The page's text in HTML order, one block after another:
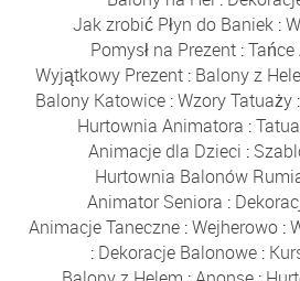
Jak zrobić Płyn do Baniek:
Pomysł na Prezent :
Wyjątkowy Prezent: Balony z
Balony Katowice:Wzory Tatuaży:
Hurtownia Animatora :
Animacje dla Dzieci :
Hurtownia Balonów
Animator Seniora :
Animacje Taneczne :Wejherowo :
: Dekoracje Balonowe :